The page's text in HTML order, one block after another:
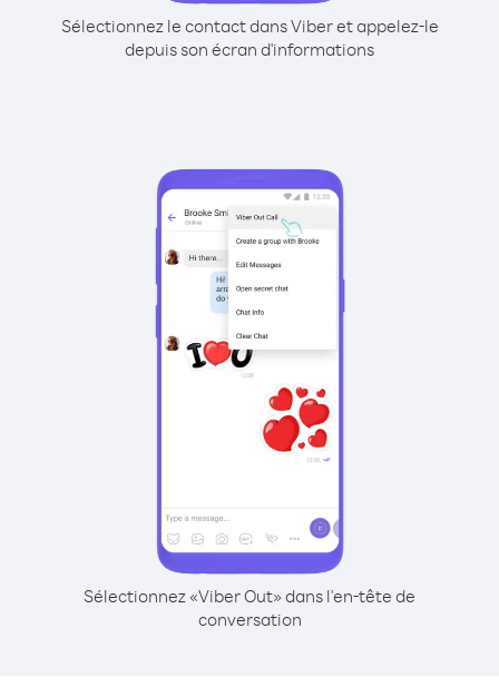
Sélectionnez le contact dans Viber et appelez-le
depuis son écran d'informations
Sélectionnez «Viber Out» dans l'en-tête de
conversation